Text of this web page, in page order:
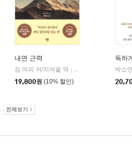
| 현대지성
내면 근력
짐 머피 저/지여울 역 | 윌북(willbook)
19,800원 (10% 할인)
독하
박소
전체보기